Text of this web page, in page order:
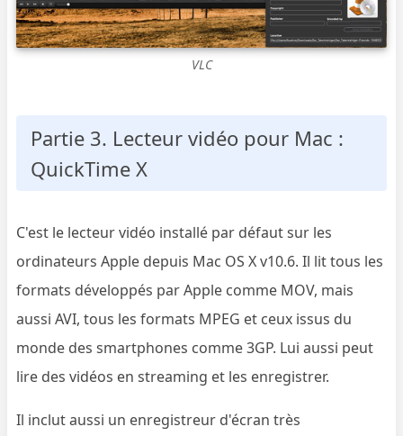
VLC
Partie 3. Lecteur vidéo pour Mac :
QuickTime X
C'est le lecteur vidéo installé par défaut sur les
ordinateurs Apple depuis Mac OS X v10.6. Il lit tous les
formats développés par Apple comme MOV, mais
aussi AVI, tous les formats MPEG et ceux issus du
monde des smartphones comme 3GP. Lui aussi peut
lire des vidéos en streaming et les enregistrer.
Il inclut aussi un enregistreur d'écran très